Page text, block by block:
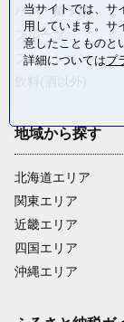
パン・菓子類
フルーツ
ファッション
地域から探す
北海道エリア
関東エリア
近畿エリア
四国エリア
沖縄エリア
当サイトでは、サ
用しています。サ
意したことものと
詳細についてはプ